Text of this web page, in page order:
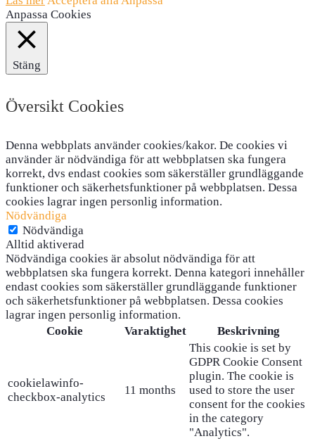
Anpassa Cookies
Stäng
Översikt Cookies
Denna webbplats använder cookies/kakor. De cookies vi
använder är nödvändiga för att webbplatsen ska fungera
korrekt, dvs endast cookies som säkerställer grundläggande
funktioner och säkerhetsfunktioner på webbplatsen. Dessa
cookies lagrar ingen personlig information.
Nödvändiga
Nödvändiga
Alltid aktiverad
Nödvändiga cookies är absolut nödvändiga för att
webbplatsen ska fungera korrekt. Denna kategori innehåller
endast cookies som säkerställer grundläggande funktioner
och säkerhetsfunktioner på webbplatsen. Dessa cookies
lagrar ingen personlig information.
Cookie
Varaktighet Beskrivning
cookielawinfo-
checkbox-analytics
11 months
This cookie is set by
GDPR Cookie Consent
plugin. The cookie is
used to store the user
consent for the cookies
in the category
"Analytics".